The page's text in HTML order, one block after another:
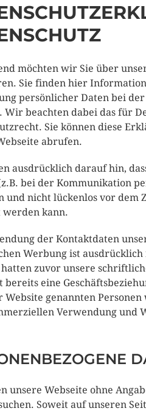
möchten wir Sie über
Sie finden hier
persönlicher Daten bei
Wir beachten dabei das für
Sie können diese
abrufen.
ausdrücklich darauf hin,
bei der Kommunikation
und nicht lückenlos vor dem
werden kann.
der Kontaktdaten
Werbung ist ausdrücklich
zuvor unsere
bereits eine
Website genannten
Verwendung und
unsere Webseite ohne
Soweit auf unseren